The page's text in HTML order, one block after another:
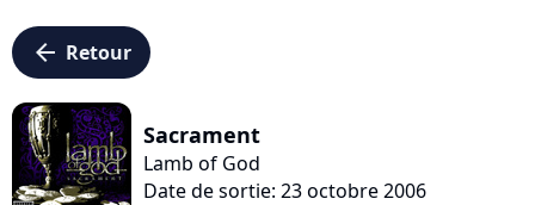
arrow_left Retour
Sacrament
Lamb of God
Date de sortie: 23 octobre 2006